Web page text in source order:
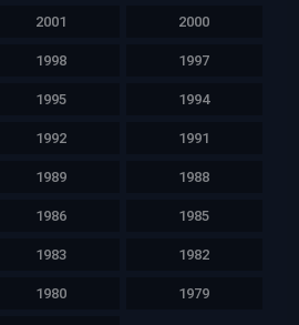
2001 2000
1998 1997
1995 1994
1992 1991
1989 1988
1986 1985
1983 1982
1980 1979